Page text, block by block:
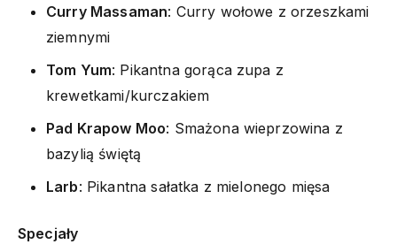
Curry Massaman: Curry wołowe z orzeszkami
ziemnymi
Tom Yum: Pikantna gorąca zupa z
krewetkami/kurczakiem
Pad Krapow Moo: Smażona wieprzowina z
bazylią świętą
Larb: Pikantna sałatka z mielonego mięsa
Specjały